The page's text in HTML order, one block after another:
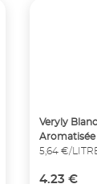
Veryly
Aromatisée
5,64 €/
4.23 €